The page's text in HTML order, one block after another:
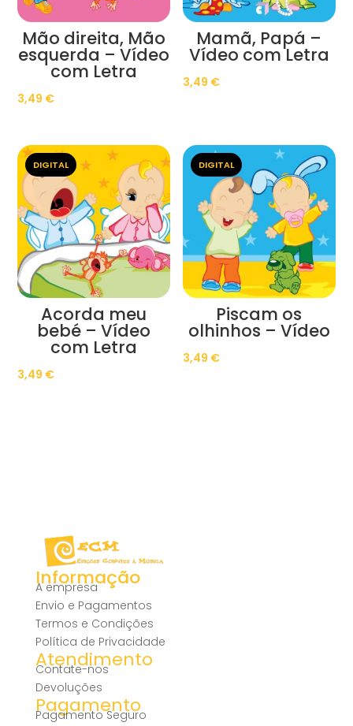
Mão direita, Mão
esquerda – Vídeo
com Letra
3,49 €
Mamã, Papá –
Vídeo com Letra
3,49 €
DIGITAL
Acorda meu
bebé – Vídeo
com Letra
3,49 €
DIGITAL
Piscam os
olhinhos – Vídeo
3,49 €
Informação
A empresa
Envio e Pagamentos
Termos e Condições
Política de Privacidade
Atendimento
Contate-nos
Devoluções
Pagamento
Pagamento Seguro